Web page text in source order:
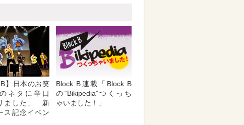
B】日本のお笑
ネタに辛口
ました」 新
ス記念イベン
Block B連載「Block B
の“Bikipedia”つくっち
ゃいました！」